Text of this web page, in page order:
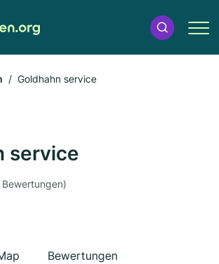
Goldhahn service
service
Bewertungen)
Bewertungen